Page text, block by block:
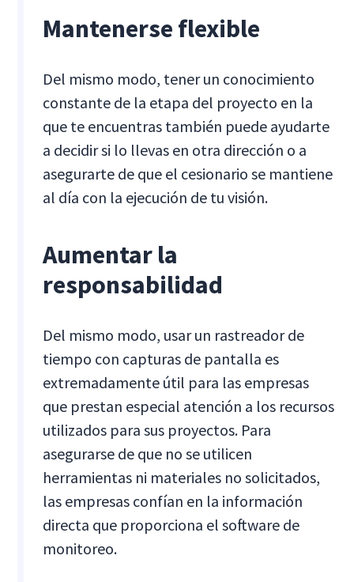
Mantenerse flexible
Del mismo modo, tener un conocimiento
constante de la etapa del proyecto en la
que te encuentras también puede ayudarte
a decidir si lo llevas en otra dirección o a
asegurarte de que el cesionario se mantiene
al día con la ejecución de tu visión.
Aumentar la
responsabilidad
Del mismo modo, usar un rastreador de
tiempo con capturas de pantalla es
extremadamente útil para las empresas
que prestan especial atención a los recursos
utilizados para sus proyectos. Para
asegurarse de que no se utilicen
herramientas ni materiales no solicitados,
las empresas confían en la información
directa que proporciona el software de
monitoreo.